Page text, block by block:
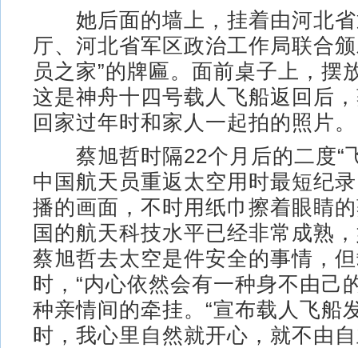
她后面的墙上，挂着由河北省
厅、河北省军区政治工作局联合
员之家”的牌匾。面前桌子上，摆
这是神舟十四号载人飞船返回后
回家过年时和家人一起拍的照片。
蔡旭哲时隔22个月后的二度“
中国航天员重返太空用时最短纪
播的画面，不时用纸巾擦着眼睛
国的航天科技水平已经非常成熟
蔡旭哲去太空是件安全的事情，
时，“内心依然会有一种身不由己
种亲情间的牵挂。“宣布载人飞船
时，我心里自然就开心，就不由